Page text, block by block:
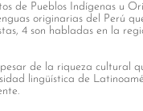
de Pueblos Indígenas u
originarias del Perú
4 son habladas en la
de la riqueza cultural
lingüística de